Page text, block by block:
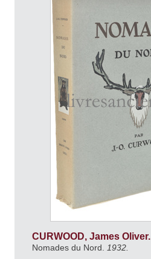
CURWOOD, James Oliver.
Nomades du Nord. 1932.